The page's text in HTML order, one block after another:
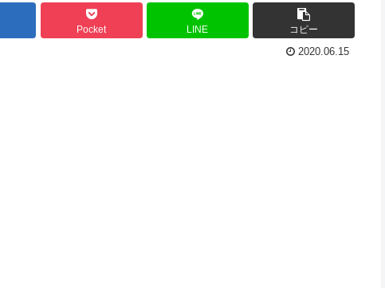
Pocket LINE コピー
2020.06.15